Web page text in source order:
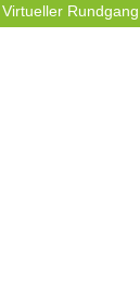
Virtueller Rundgang